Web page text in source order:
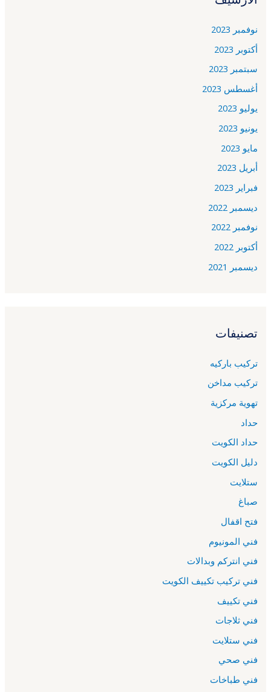
نوفمبر 2023
أكتوبر 2023
سبتمبر 2023
أغسطس 2023
يوليو 2023
يونيو 2023
مايو 2023
أبريل 2023
فبراير 2023
ديسمبر 2022
نوفمبر 2022
أكتوبر 2022
ديسمبر 2021
تصنيفات
تركيب باركيه
تركيب مداخن
تهوية مركزية
حداد
حداد الكويت
دليل الكويت
ستلايت
صباغ
فتح اقفال
فني المونيوم
فني انتركم وبدالات
فني تركيب تكييف الكويت
فني تكييف
فني ثلاجات
فني ستلايت
فني صحي
فني طباخات